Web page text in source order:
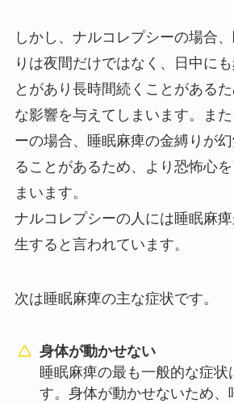
しかし、ナルコレプシーの場合
りは夜間だけではなく、日中に
とがあり長時間続くことがある
な影響を与えてしまいます。ま
ーの場合、睡眠麻痺の金縛りが
ることがあるため、より恐怖心
まいます。
ナルコレプシーの人には睡眠麻
生すると言われています。
次は睡眠麻痺の主な症状です。
身体が動かせない
睡眠麻痺の最も一般的な症
す。身体が動かせないため、